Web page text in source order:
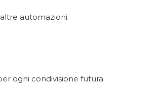
automazioni.
ogni condivisione futura.